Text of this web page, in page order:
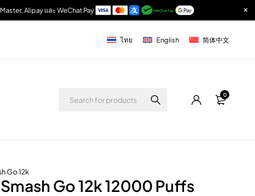
Alipay และ WeChat Pay
ไทย English 简体中文
0
Go 12k
Go 12k 12000 Puffs